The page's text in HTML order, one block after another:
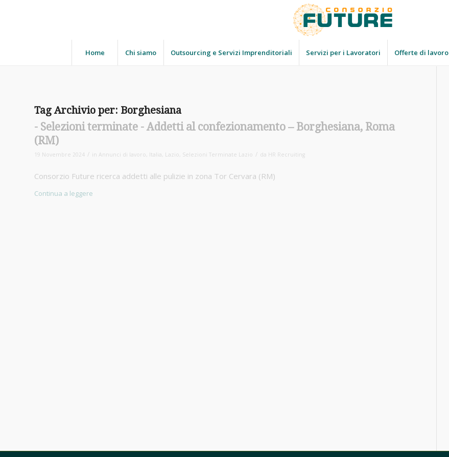
Home Chi siamo Outsourcing e Servizi Imprenditoriali Servizi per i Lavoratori Offerte di lavoro
Tag Archivio per: Borghesiana
Addetti al confezionamento – Borghesiana, Roma
(RM)
19 Novembre 2024 / in Annunci di lavoro Italia Lazio Selezioni Terminate Lazio / da HR Recruiting
Consorzio Future ricerca addetti alle pulizie in zona Tor Cervara (RM)
Continua a leggere